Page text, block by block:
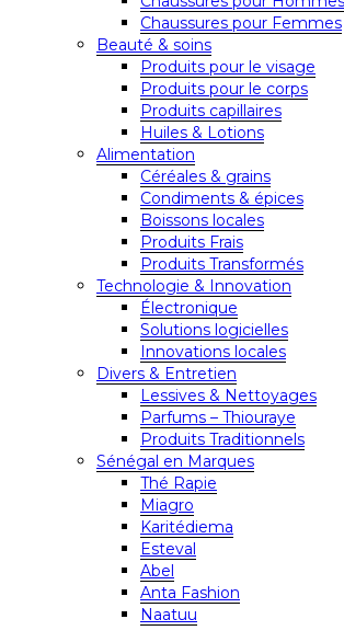
Chaussures pour Femmes
Beauté & soins
Produits pour le visage
Produits pour le corps
Produits capillaires
Huiles & Lotions
Alimentation
Céréales & grains
Condiments & épices
Boissons locales
Produits Frais
Produits Transformés
Technologie & Innovation
Électronique
Solutions logicielles
Innovations locales
Divers & Entretien
Lessives & Nettoyages
Parfums – Thiouraye
Produits Traditionnels
Sénégal en Marques
Thé Rapie
Miagro
Karitédiema
Esteval
Abel
Anta Fashion
Naatuu